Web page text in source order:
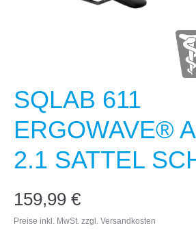
SQLAB 611
ERGOWAVE®
2.1 SATTEL
159,99 €
Preise inkl. MwSt. zzgl. Versandkosten